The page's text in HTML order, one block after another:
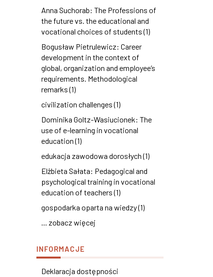
Anna Suchorab: The Professions of
the future vs. the educational and
vocational choices of students (1)
Bogusław Pietrulewicz: Career
development in the context of
global, organization and employee’s
requirements. Methodological
remarks (1)
civilization challenges (1)
Dominika Goltz-Wasiucionek: The
use of e-learning in vocational
education (1)
edukacja zawodowa dorosłych (1)
Elżbieta Sałata: Pedagogical and
psychological training in vocational
education of teachers (1)
gospodarka oparta na wiedzy (1)
... zobacz więcej
INFORMACJE
Deklaracja dostępności